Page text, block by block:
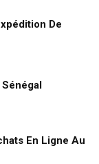
De
En Ligne Au